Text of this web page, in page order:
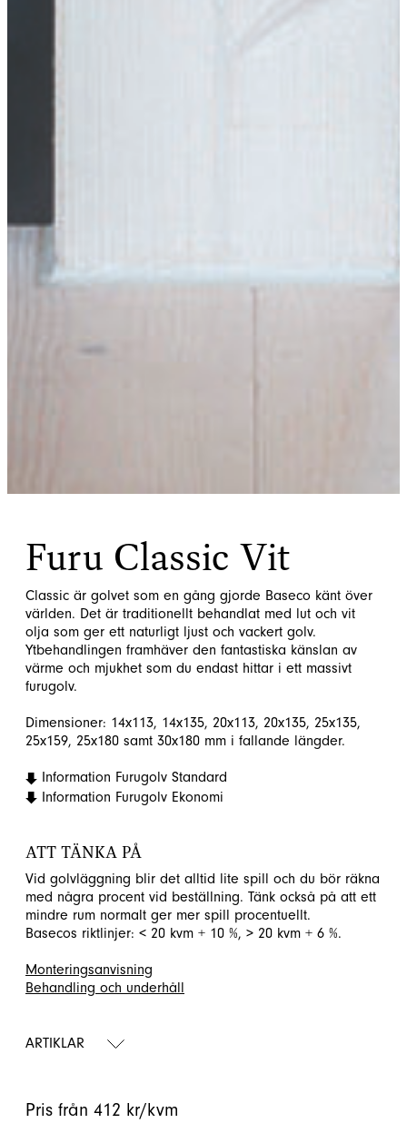
Furu Classic Vit
Classic är golvet som en gång gjorde Baseco känt över
världen. Det är traditionellt behandlat med lut och vit
olja som ger ett naturligt ljust och vackert golv.
Ytbehandlingen framhäver den fantastiska känslan av
värme och mjukhet som du endast hittar i ett massivt
furugolv.
Dimensioner: 14x113, 14x135, 20x113, 20x135, 25x135,
25x159, 25x180 samt 30x180 mm i fallande längder.
Information Furugolv Standard
Information Furugolv Ekonomi
ATT TÄNKA PÅ
Vid golvläggning blir det alltid lite spill och du bör räkna
med några procent vid beställning. Tänk också på att ett
mindre rum normalt ger mer spill procentuellt.
Basecos riktlinjer: < 20 kvm + 10 %, > 20 kvm + 6 %.
Monteringsanvisning
Behandling och underhåll
ARTIKLAR
Pris från 412 kr/kvm